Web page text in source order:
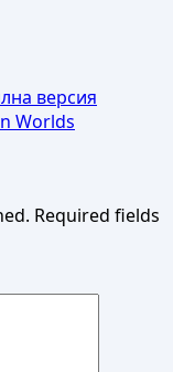
версия
Worlds
Required fields